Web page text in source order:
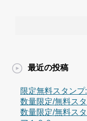
最近の投稿
限定無料スタン
数量限定/無料ス
数量限定/無料ス